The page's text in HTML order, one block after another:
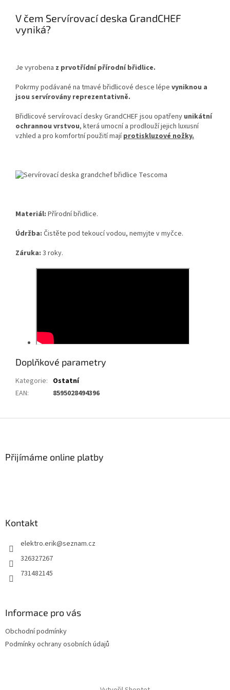
V čem Servírovací deska GrandCHEF
vyniká?
Je vyrobena z prvotřídní přírodní břidlice.
Pokrmy podávané na tmavé břidlicové desce lépe vyniknou a
jsou servírovány reprezentativně.
Břidlicové servírovací desky GrandCHEF jsou opatřeny unikátní
ochrannou vrstvou, která umocní a prodlouží jejich luxusní
vzhled a pro komfortní použití mají protiskluzové nožky.
Materiál: Přírodní břidlice.
Údržba: Čistěte pod tekoucí vodou, nemyjte v myčce.
Záruka: 3 roky.
Doplňkové parametry
Kategorie: Ostatní
EAN: 8595028494396
Přijímáme online platby
Kontakt
elektro.erik@seznam.cz
326327267
731482145
Informace pro vás
Obchodní podmínky
Podmínky ochrany osobních údajů